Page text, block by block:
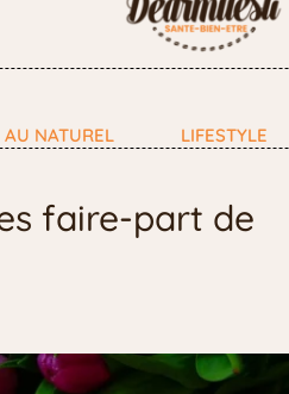
AU NATUREL LIFESTYLE
faire-part de